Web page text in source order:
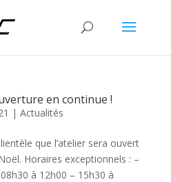
en continue !
| Actualités
que l’atelier sera ouvert
Horaires exceptionnels : –
à 12h00 – 15h30 à